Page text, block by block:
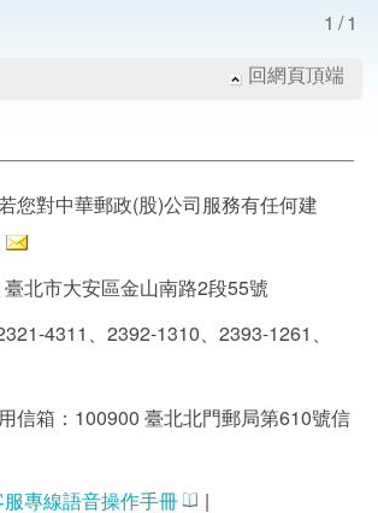
1/1
回網頁頂端
您對中華郵政(股)公司服務有任何建
北市大安區金山南路2段55號
4311、2392-1310、2393-1261、
信箱：100900 臺北北門郵局第610號信
服專線語音操作手冊 |